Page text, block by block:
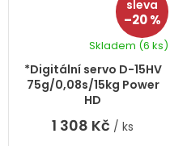
–20 %
*Digitální servo D-15HV
75g/0,08s/15kg Power
HD
Skladem (6 ks)
1 308 Kč / ks